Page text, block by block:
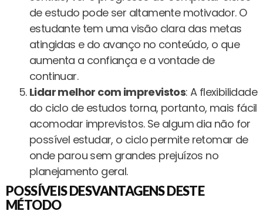
de estudo pode ser altamente motivador. O
estudante tem uma visão clara das metas
atingidas e do avanço no conteúdo, o que
aumenta a confiança e a vontade de
continuar.
Lidar melhor com imprevistos: A flexibilidade
do ciclo de estudos torna, portanto, mais fácil
acomodar imprevistos. Se algum dia não for
possível estudar, o ciclo permite retomar de
onde parou sem grandes prejuízos no
planejamento geral.
POSSÍVEIS DESVANTAGENS DESTE
MÉTODO